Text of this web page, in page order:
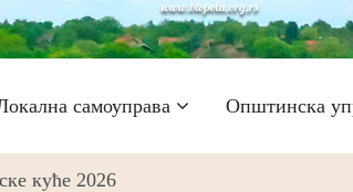
самоуправа Општинска
куће 2026